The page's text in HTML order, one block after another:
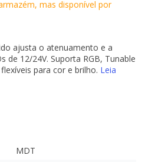
mas disponível por
ajusta o atenuamento e a
de 12/24V. Suporta RGB, Tunable
para cor e brilho. Leia
MDT